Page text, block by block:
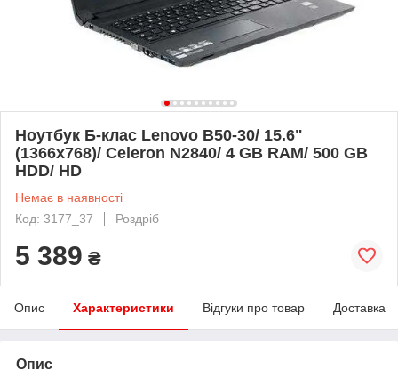
Ноутбук Б-клас Lenovo B50-30/ 15.6"
(1366x768)/ Celeron N2840/ 4 GB RAM/ 500 GB
HDD/ HD
Немає в наявності
Код: 3177_37
Роздріб
5 389 ₴
Опис Характеристики Відгуки про товар Доставка
Опис